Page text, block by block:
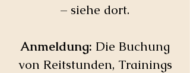
– siehe dort.
Anmeldung: Die Buchung
von Reitstunden, Trainings